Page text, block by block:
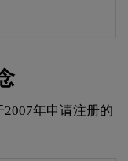
年申请注册的